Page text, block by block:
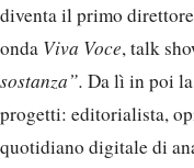
diventa il primo
onda Viva Voce, talk
sostanza”. Da lì in poi
progetti: editorialista,
quotidiano digitale di